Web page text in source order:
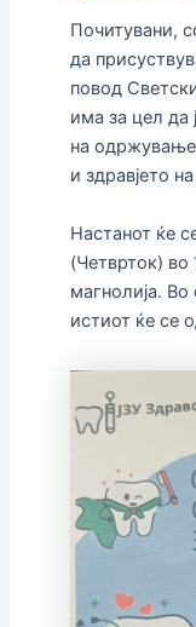
Почитувани,
да
повод
има за цел да
на
и здравјето
Настанот ќе
(Четврток) во
магнолија.
истиот ќе се